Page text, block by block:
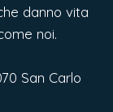
danno vita
noi.
San Carlo